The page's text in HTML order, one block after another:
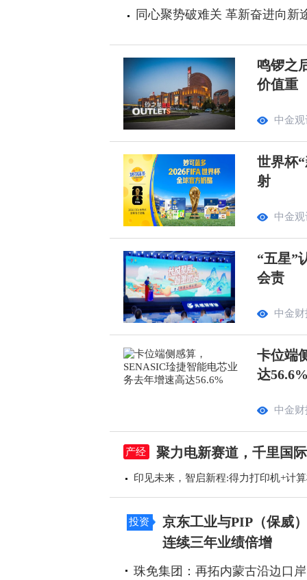
同心聚势破难关 革新奋进向
鸣锣之
价值重
中金观
世界杯
射
中金观
“五星”
会责
中金财
卡位端
达
中金财
产经 聚力电新赛道，千里国
印见未来，智启新程:得力打印机+计
投资
京东工业与PIP（保威
连续三年业绩倍增
珠免集团：再拓内蒙古沿边口